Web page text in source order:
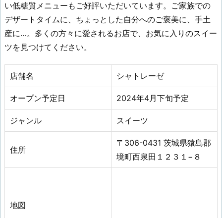
い低糖質メニューもご好評いただいています。ご家族での
デザートタイムに、ちょっとした自分へのご褒美に、手土
産に…。多くの方々に愛されるお店で、お気に入りのスイー
ツを見つけてください。
店舗名 シャトレーゼ
オープン予定日 2024年4月下旬予定
ジャンル スイーツ
住所
〒306-0431 茨城県猿島郡
境町西泉田１２３１−８
地図